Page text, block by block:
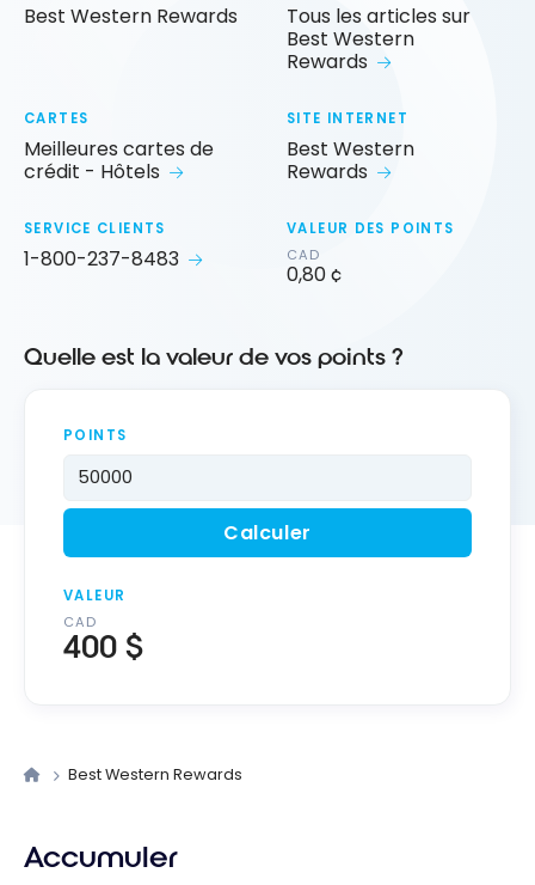
Best Western Rewards
Tous les articles sur
Best Western
Rewards
CARTES
Meilleures cartes de
crédit - Hôtels
SITE INTERNET
Best Western
Rewards
SERVICE CLIENTS
1-800-237-8483
VALEUR DES POINTS
CAD
0,80 ¢
Quelle est la valeur de vos points ?
POINTS
Calculer
VALEUR
CAD
400 $
Best Western Rewards
Accumuler